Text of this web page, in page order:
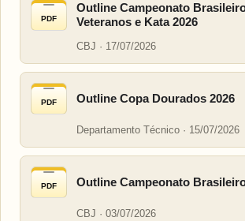
PDF
Outline Campeonato
Veteranos e Kata 2026
CBJ · 17/07/2026
PDF Outline Copa Dourados 2026
Departamento Técnico · 15/07/2026
PDF Outline Campeonato
CBJ · 03/07/2026